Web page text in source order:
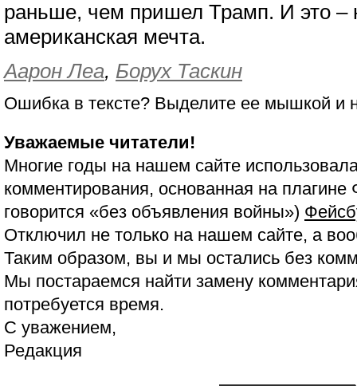
раньше, чем пришел Трамп. И это –
американская мечта.
Аарон Леа, Борух Таскин
Ошибка в тексте? Выделите ее мышкой и
Уважаемые читатели!
Многие годы на нашем сайте
комментирования, основанная на
говорится «без объявления войны»)
Отключил не только на нашем сайте, а
Таким образом, вы и мы остались без
Мы постараемся найти замену
потребуется время.
С уважением,
Редакция